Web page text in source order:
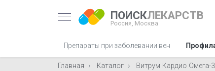
ПОИСКЛЕКАРСТВ
Россия, Москва
Препараты при заболевании вен
Главная Каталог Витрум Кардио Омега-3